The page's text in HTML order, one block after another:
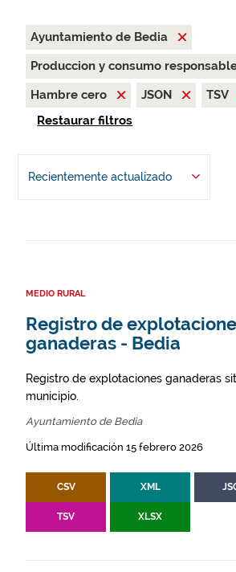
Ayuntamiento de Bedia
Produccion y consumo
Hambre cero
JSON TSV
Restaurar filtros
Recientemente actualizado
MEDIO RURAL
Registro de
ganaderas - Bedia
Registro de explotaciones ganaderas
municipio.
Ayuntamiento de Bedia
Última modificación 15 febrero 2026
CSV XML
TSV XLSX